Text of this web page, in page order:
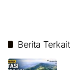
Berita Terkait